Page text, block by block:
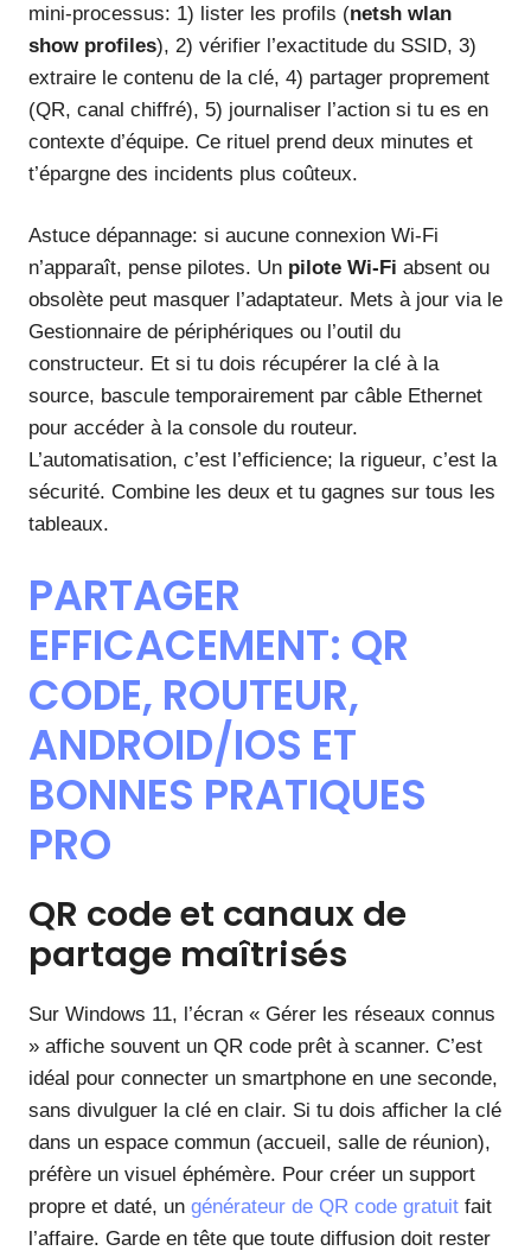
mini-processus: 1) lister les profils (netsh wlan
show profiles), 2) vérifier l’exactitude du SSID, 3)
extraire le contenu de la clé, 4) partager proprement
(QR, canal chiffré), 5) journaliser l’action si tu es en
contexte d’équipe. Ce rituel prend deux minutes et
t’épargne des incidents plus coûteux.
Astuce dépannage: si aucune connexion Wi‑Fi
n’apparaît, pense pilotes. Un pilote Wi‑Fi absent ou
obsolète peut masquer l’adaptateur. Mets à jour via le
Gestionnaire de périphériques ou l’outil du
constructeur. Et si tu dois récupérer la clé à la
source, bascule temporairement par câble Ethernet
pour accéder à la console du routeur.
L’automatisation, c’est l’efficience; la rigueur, c’est la
sécurité. Combine les deux et tu gagnes sur tous les
tableaux.
PARTAGER
EFFICACEMENT: QR
CODE, ROUTEUR,
ANDROID/IOS ET
BONNES PRATIQUES
PRO
QR code et canaux de
partage maîtrisés
Sur Windows 11, l’écran « Gérer les réseaux connus
» affiche souvent un QR code prêt à scanner. C’est
idéal pour connecter un smartphone en une seconde,
sans divulguer la clé en clair. Si tu dois afficher la clé
dans un espace commun (accueil, salle de réunion),
préfère un visuel éphémère. Pour créer un support
propre et daté, un générateur de QR code gratuit fait
l’affaire. Garde en tête que toute diffusion doit rester